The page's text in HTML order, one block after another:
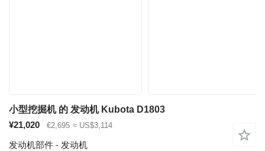
小型挖掘机 的 发动机 Kubota D1803
¥21,020
€2,695 ≈ US$3,114
发动机部件 - 发动机